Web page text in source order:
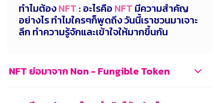
ทำไมต้องNFT : อะไรคือ NFT มีความสำคัญ
อย่างไร ทำไมใครๆก็พูดถึง วันนี้เราชวนมาเจาะ
ลึก ทำความรู้จักและเข้าใจให้มากขึ้นกัน
NFT ย่อมาจาก Non - Fungible Token